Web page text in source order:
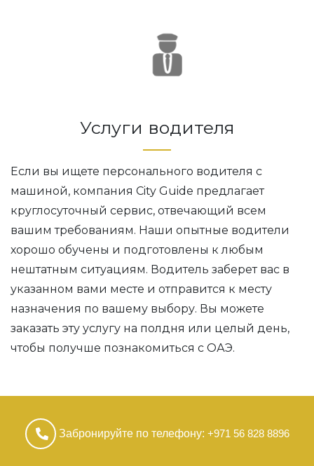
Услуги водителя
Если вы ищете персонального водителя с
машиной, компания City Guide предлагает
круглосуточный сервис, отвечающий всем
вашим требованиям. Наши опытные водители
хорошо обучены и подготовлены к любым
нештатным ситуациям. Водитель заберет вас в
указанном вами месте и отправится к месту
назначения по вашему выбору. Вы можете
заказать эту услугу на полдня или целый день,
чтобы получше познакомиться с ОАЭ.
Забронируйте по телефону: +971 56 828 8896